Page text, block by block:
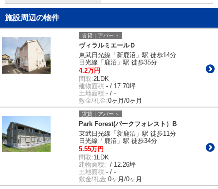
施設周辺の物件
賃貸｜アパート
ヴィラルミエールＤ
東武日光線「新鹿沼」駅 徒歩14分
日光線「鹿沼」駅 徒歩35分
4.2万円
間取:2LDK
建物面積:- / 17.70坪
土地面積:- / -
敷金/礼金:0ヶ月/0ヶ月
賃貸｜アパート
Park Forest(パークフォレスト）B
東武日光線「新鹿沼」駅 徒歩11分
日光線「鹿沼」駅 徒歩34分
5.55万円
間取:1LDK
建物面積:- / 12.26坪
土地面積:- / -
敷金/礼金:0ヶ月/0ヶ月